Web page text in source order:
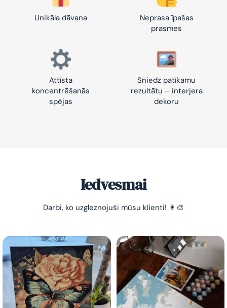
Unikāla dāvana
Neprasa īpašas
prasmes
Attīsta
koncentrēšanās
spējas
Sniedz patīkamu
rezultātu – interjera
dekoru
Iedvesmai
Darbi, ko uzgleznojuši mūsu klienti! 👩‍🎨